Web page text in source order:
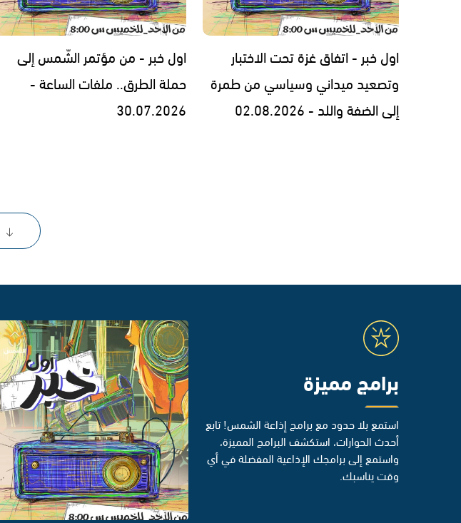
اول خبر - اتفاق غزة تحت الاختبار
وتصعيد ميداني وسياسي من طمرة
إلى الضفة واللد - 02.08.2026
اول خبر - من مؤتمر الشّمس إلى
حملة الطرق.. ملفات الساعة -
30.07.2026
برامج مميزة
استمع بلا حدود مع برامج إذاعة الشمس! تابع
أحدث الحوارات، استكشف البرامج المميزة،
واستمع إلى برامجك الإذاعية المفضلة في أي
وقت يناسبك.